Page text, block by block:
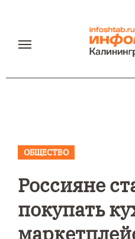
содержанию
ОБЩЕСТВО
Россияне
покупать